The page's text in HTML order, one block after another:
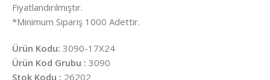
Fiyatlandırılmıştır.
*Minimum Sipariş 1000 Adettir.
Ürün Kodu: 3090-17X24
Ürün Kod Grubu : 3090
Stok Kodu : 26202